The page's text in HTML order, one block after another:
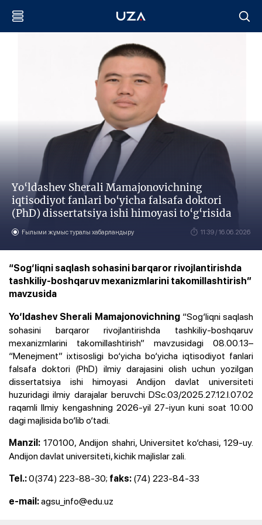
Yo‘ldashev Sherali Mamajonovichning
iqtisodiyot fanlari bo‘yicha falsafa doktori
(PhD) dissertatsiya ishi himoyasi to‘g‘risida
Ғылыми жұмыс туралы хабарландыру 11:39 / 16.06.2026
“Sog‘liqni saqlash sohasini barqaror rivojlantirishda
tashkiliy-boshqaruv mexanizmlarini takomillashtirish”
mavzusida
Yo‘ldashev Sherali Mamajonovichning“Sog‘liqni saqlash
sohasini barqaror rivojlantirishda tashkiliy-boshqaruv
mexanizmlarini takomillashtirish” mavzusidagi 08.00.13–
“Menejment” ixtisosligi bo‘yicha bo‘yicha iqtisodiyot fanlari
falsafa doktori (PhD) ilmiy darajasini olish uchun yozilgan
dissertatsiya ishi himoyasi Andijon davlat universiteti
huzuridagi ilmiy darajalar beruvchi DSc.03/2025.27.12.I.07.02
raqamli Ilmiy kengashning 2026-yil 27-iyun kuni soat 10:00
dagi majlisida bo‘lib o‘tadi.
Manzil: 170100, Andijon shahri, Universitet ko‘chasi, 129-uy.
Andijon davlat universiteti, kichik majlislar zali.
Tel.:0(374) 223-88-30; faks: (74) 223-84-33
e-mail:agsu_info@edu.uz